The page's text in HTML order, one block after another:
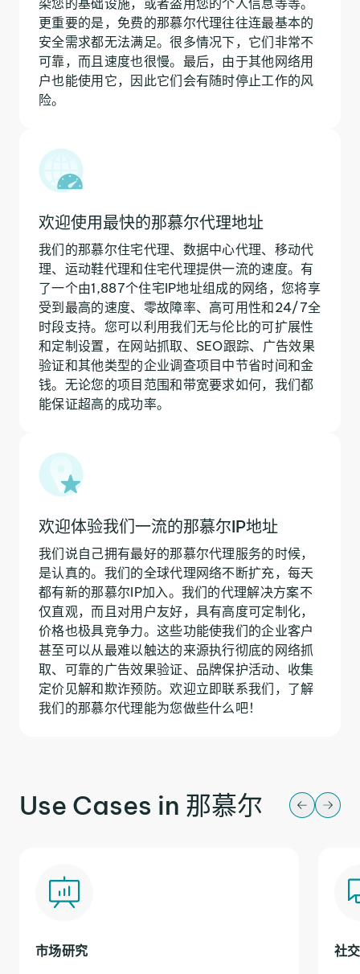
更重要的是，免费的那慕尔代理往往连最基本的
安全需求都无法满足。很多情况下，它们非常不
可靠，而且速度也很慢。最后，由于其他网络用
户也能使用它，因此它们会有随时停止工作的风
险。
欢迎使用最快的那慕尔代理地址
我们的那慕尔住宅代理、数据中心代理、移动代
理、运动鞋代理和住宅代理提供一流的速度。有
了一个由1,887个住宅IP地址组成的网络，您将享
受到最高的速度、零故障率、高可用性和24/7全
时段支持。您可以利用我们无与伦比的可扩展性
和定制设置，在网站抓取、SEO跟踪、广告效果
验证和其他类型的企业调查项目中节省时间和金
钱。无论您的项目范围和带宽要求如何，我们都
能保证超高的成功率。
欢迎体验我们一流的那慕尔IP地址
我们说自己拥有最好的那慕尔代理服务的时候，
是认真的。我们的全球代理网络不断扩充，每天
都有新的那慕尔IP加入。我们的代理解决方案不
仅直观，而且对用户友好，具有高度可定制化，
价格也极具竞争力。这些功能使我们的企业客户
甚至可以从最难以触达的来源执行彻底的网络抓
取、可靠的广告效果验证、品牌保护活动、收集
定价见解和欺诈预防。欢迎立即联系我们，了解
我们的那慕尔代理能为您做些什么吧！
Use Cases in 那慕尔
市场研究 社